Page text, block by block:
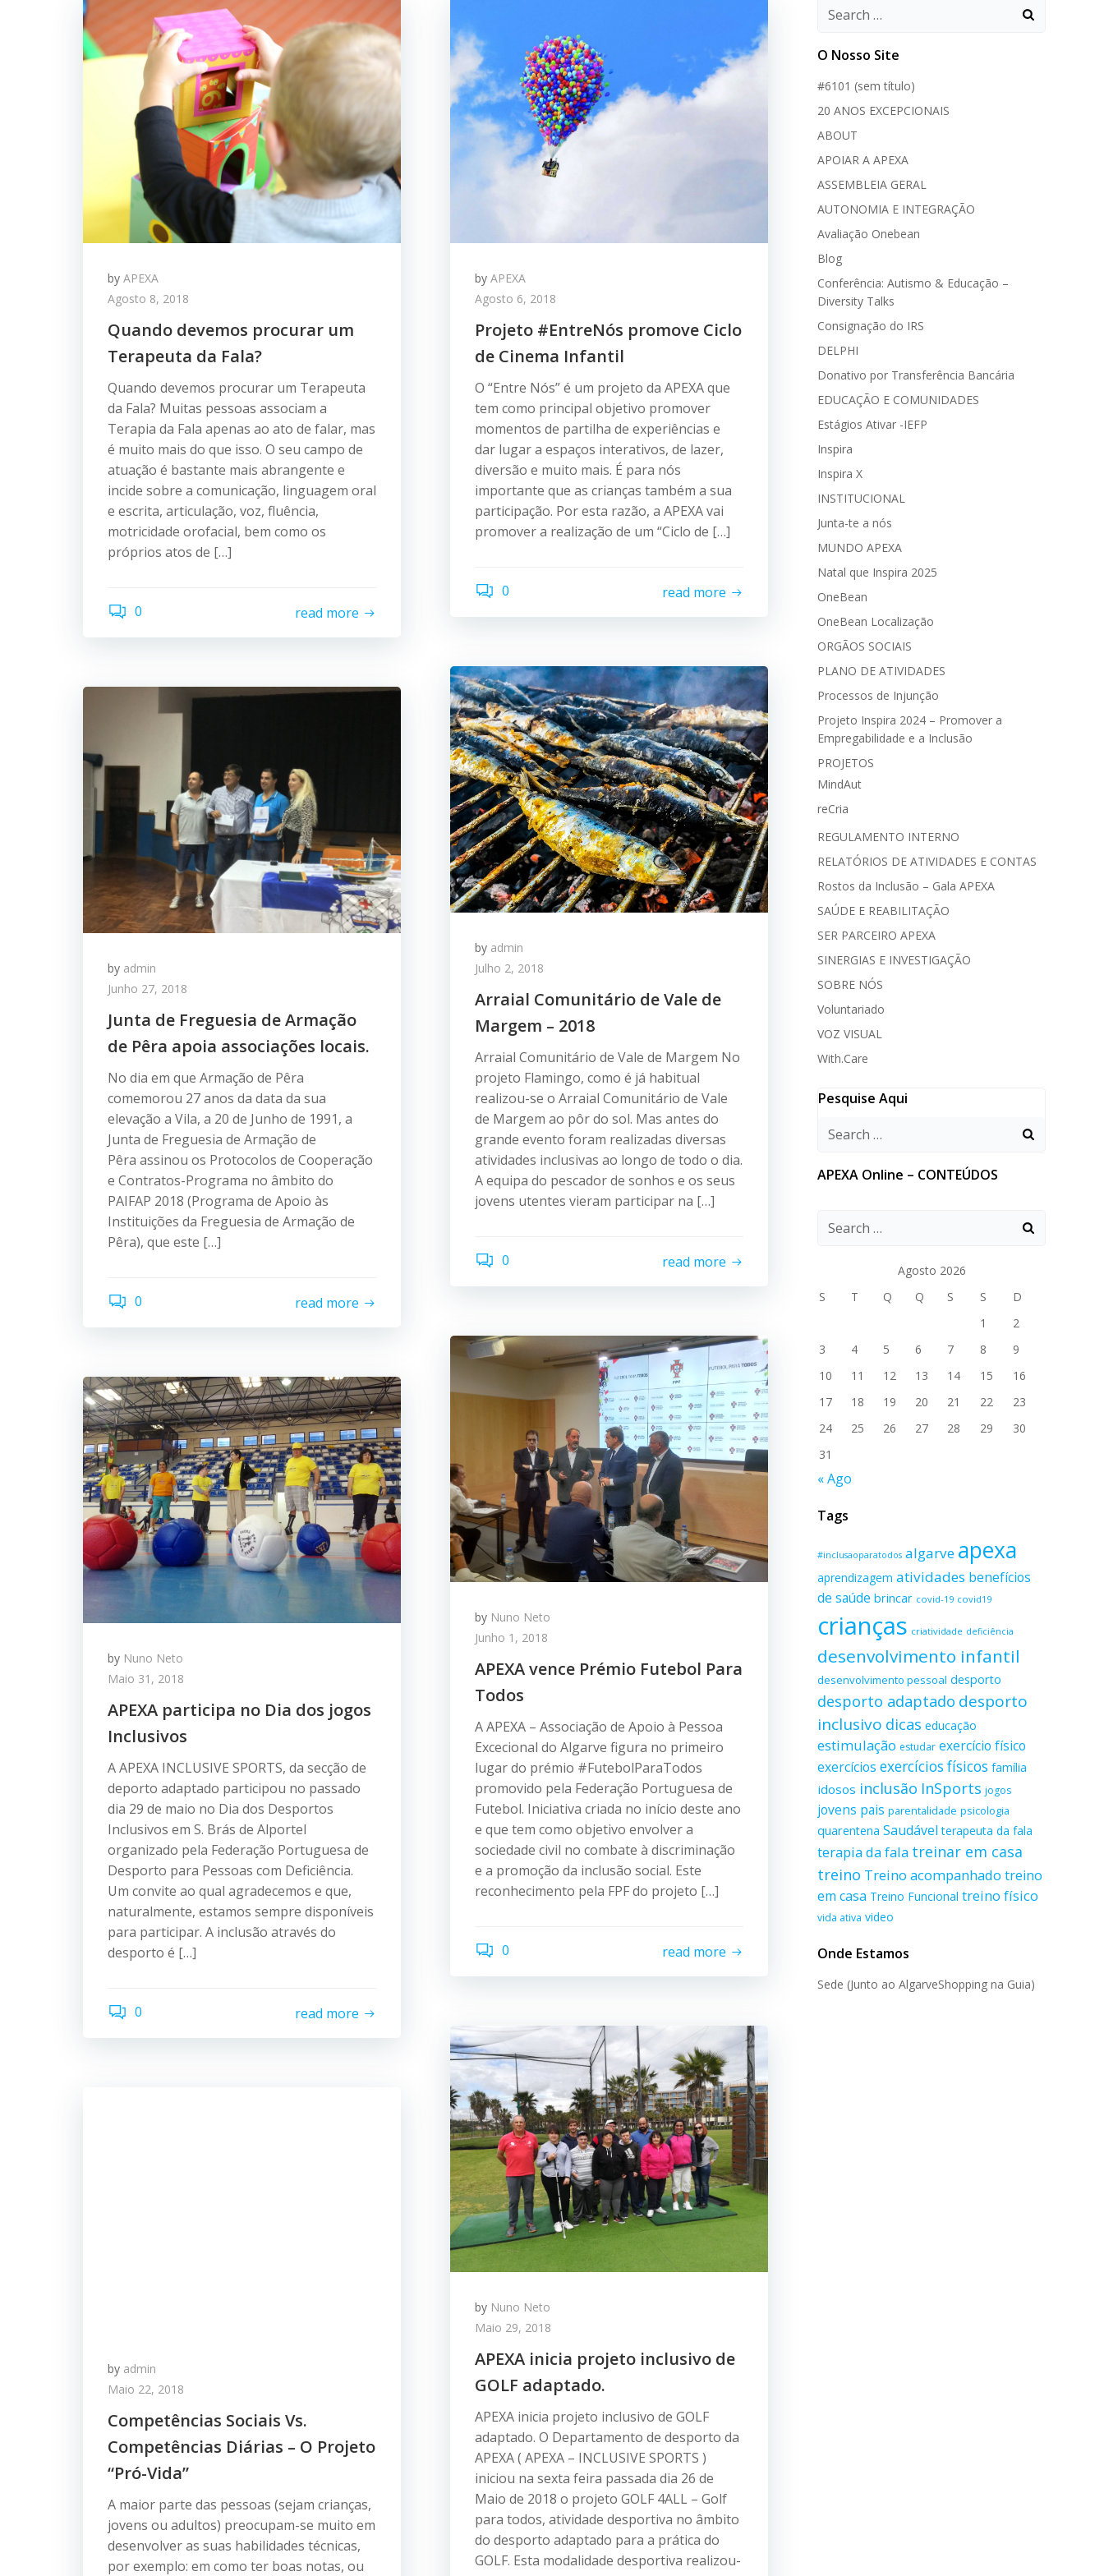
by APEXA
Agosto 8, 2018
Quando devemos procurar um
Terapeuta da Fala?
Quando devemos procurar um Terapeuta
da Fala? Muitas pessoas associam a
Terapia da Fala apenas ao ato de falar, mas
é muito mais do que isso. O seu campo de
atuação é bastante mais abrangente e
incide sobre a comunicação, linguagem oral
e escrita, articulação, voz, fluência,
motricidade orofacial, bem como os
próprios atos de […]
0 read more
by APEXA
Agosto 6, 2018
Projeto #EntreNós promove Ciclo
de Cinema Infantil
O “Entre Nós” é um projeto da APEXA que
tem como principal objetivo promover
momentos de partilha de experiências e
dar lugar a espaços interativos, de lazer,
diversão e muito mais. É para nós
importante que as crianças também a sua
participação. Por esta razão, a APEXA vai
promover a realização de um “Ciclo de […]
0 read more
by admin
Julho 2, 2018
Arraial Comunitário de Vale de
Margem – 2018
Arraial Comunitário de Vale de Margem No
projeto Flamingo, como é já habitual
realizou-se o Arraial Comunitário de Vale
de Margem ao pôr do sol. Mas antes do
grande evento foram realizadas diversas
atividades inclusivas ao longo de todo o dia.
A equipa do pescador de sonhos e os seus
jovens utentes vieram participar na […]
0 read more
by admin
Junho 27, 2018
Junta de Freguesia de Armação
de Pêra apoia associações locais.
No dia em que Armação de Pêra
comemorou 27 anos da data da sua
elevação a Vila, a 20 de Junho de 1991, a
Junta de Freguesia de Armação de
Pêra assinou os Protocolos de Cooperação
e Contratos-Programa no âmbito do
PAIFAP 2018 (Programa de Apoio às
Instituições da Freguesia de Armação de
Pêra), que este […]
0 read more
by Nuno Neto
Junho 1, 2018
APEXA vence Prémio Futebol Para
Todos
A APEXA – Associação de Apoio à Pessoa
Excecional do Algarve figura no primeiro
lugar do prémio #FutebolParaTodos
promovido pela Federação Portuguesa de
Futebol. Iniciativa criada no início deste ano
e que tem como objetivo envolver a
sociedade civil no combate à discriminação
e a promoção da inclusão social. Este
reconhecimento pela FPF do projeto […]
0 read more
by Nuno Neto
Maio 31, 2018
APEXA participa no Dia dos jogos
Inclusivos
A APEXA INCLUSIVE SPORTS, da secção de
deporto adaptado participou no passado
dia 29 de maio no Dia dos Desportos
Inclusivos em S. Brás de Alportel
organizado pela Federação Portuguesa de
Desporto para Pessoas com Deficiência.
Um convite ao qual agradecemos e que,
naturalmente, estamos sempre disponíveis
para participar. A inclusão através do
desporto é […]
0 read more
by Nuno Neto
Maio 29, 2018
APEXA inicia projeto inclusivo de
GOLF adaptado.
APEXA inicia projeto inclusivo de GOLF
adaptado. O Departamento de desporto da
APEXA ( APEXA – INCLUSIVE SPORTS )
iniciou na sexta feira passada dia 26 de
Maio de 2018 o projeto GOLF 4ALL – Golf
para todos, atividade desportiva no âmbito
do desporto adaptado para a prática do
GOLF. Esta modalidade desportiva realizou-
by admin
Maio 22, 2018
Competências Sociais Vs.
Competências Diárias – O Projeto
“Pró-Vida”
A maior parte das pessoas (sejam crianças,
jovens ou adultos) preocupam-se muito em
desenvolver as suas habilidades técnicas,
por exemplo: em como ter boas notas, ou
O Nosso Site
#6101 (sem título)
20 ANOS EXCEPCIONAIS
ABOUT
APOIAR A APEXA
ASSEMBLEIA GERAL
AUTONOMIA E INTEGRAÇÃO
Avaliação Onebean
Blog
Conferência: Autismo & Educação –
Diversity Talks
Consignação do IRS
DELPHI
Donativo por Transferência Bancária
EDUCAÇÃO E COMUNIDADES
Estágios Ativar -IEFP
Inspira
Inspira X
INSTITUCIONAL
Junta-te a nós
MUNDO APEXA
Natal que Inspira 2025
OneBean
OneBean Localização
ORGÃOS SOCIAIS
PLANO DE ATIVIDADES
Processos de Injunção
Projeto Inspira 2024 – Promover a
Empregabilidade e a Inclusão
PROJETOS
MindAut
reCria
REGULAMENTO INTERNO
RELATÓRIOS DE ATIVIDADES E CONTAS
Rostos da Inclusão – Gala APEXA
SAÚDE E REABILITAÇÃO
SER PARCEIRO APEXA
SINERGIAS E INVESTIGAÇÃO
SOBRE NÓS
Voluntariado
VOZ VISUAL
With.Care
Pesquise Aqui
APEXA Online – CONTEÚDOS
Agosto 2026
S
T Q Q S S
D
1
2
3
4 5 6 7 8
9
10
11 12 13 14 15
16
17
18 19 20 21 22
23
24
25 26 27 28 29
30
31
« Ago
Tags
#inclusaoparatodos algarve apexa
aprendizagem atividades benefícios
de saúde brincar covid-19 covid19
crianças criatividade deficiência
desenvolvimento infantil
desenvolvimento pessoal desporto
desporto adaptado desporto
inclusivo dicas educação
estimulação estudar exercício físico
exercícios exercícios físicos família
idosos inclusão InSports jogos
jovens pais parentalidade psicologia
quarentena Saudável terapeuta da fala
terapia da fala treinar em casa
treino Treino acompanhado treino
em casa Treino Funcional treino físico
vida ativa video
Onde Estamos
Sede (Junto ao AlgarveShopping na Guia)